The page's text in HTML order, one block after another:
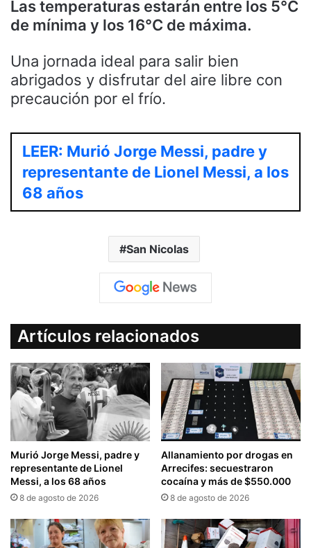
Las temperaturas estarán entre los 5°C
de mínima y los 16°C de máxima.
Una jornada ideal para salir bien
abrigados y disfrutar del aire libre con
precaución por el frío.
LEER: Murió Jorge Messi, padre y
representante de Lionel Messi, a los
68 años
San Nicolas
Artículos relacionados
Murió Jorge Messi, padre y
representante de Lionel
Messi, a los 68 años
8 de agosto de 2026
Allanamiento por drogas en
Arrecifes: secuestraron
cocaína y más de $550.000
8 de agosto de 2026